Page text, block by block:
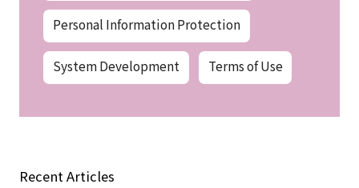
Personal Information Protection
System Development Terms of Use
Recent Articles